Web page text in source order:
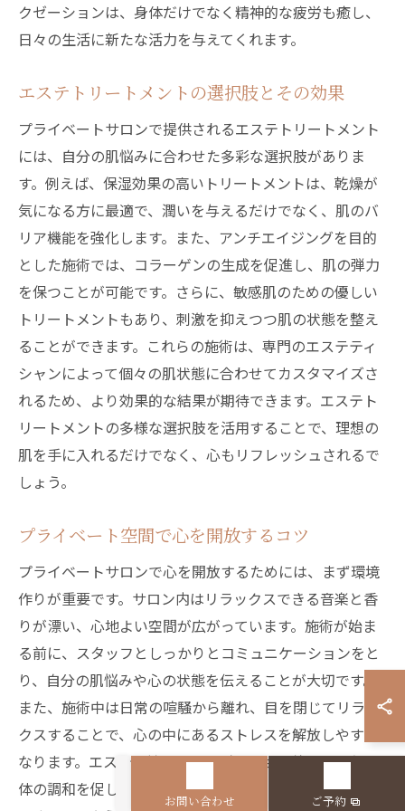
クゼーションは、身体だけでなく精神的な疲労も癒し、
日々の生活に新たな活力を与えてくれます。
エステトリートメントの選択肢とその効果
プライベートサロンで提供されるエステトリートメント
には、自分の肌悩みに合わせた多彩な選択肢がありま
す。例えば、保湿効果の高いトリートメントは、乾燥が
気になる方に最適で、潤いを与えるだけでなく、肌のバ
リア機能を強化します。また、アンチエイジングを目的
とした施術では、コラーゲンの生成を促進し、肌の弾力
を保つことが可能です。さらに、敏感肌のための優しい
トリートメントもあり、刺激を抑えつつ肌の状態を整え
ることができます。これらの施術は、専門のエステティ
シャンによって個々の肌状態に合わせてカスタマイズさ
れるため、より効果的な結果が期待できます。エステト
リートメントの多様な選択肢を活用することで、理想の
肌を手に入れるだけでなく、心もリフレッシュされるで
しょう。
プライベート空間で心を開放するコツ
プライベートサロンで心を開放するためには、まず環境
作りが重要です。サロン内はリラックスできる音楽と香
りが漂い、心地よい空間が広がっています。施術が始ま
る前に、スタッフとしっかりとコミュニケーションをと
り、自分の肌悩みや心の状態を伝えることが大切です。
また、施術中は日常の喧騒から離れ、目を閉じてリラッ
クスすることで、心の中にあるストレスを解放しやすく
なります。エステの持つリラクゼーション効果は、心と
体の調和を促し、心身の健康をサポートする重要な要素
お問い合わせ ご予約